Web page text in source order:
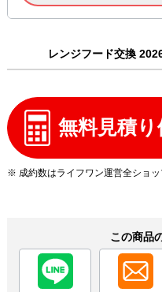
レンジフード交換
無料見積
※ 成約数はライフワン運営全ショッ
この商品